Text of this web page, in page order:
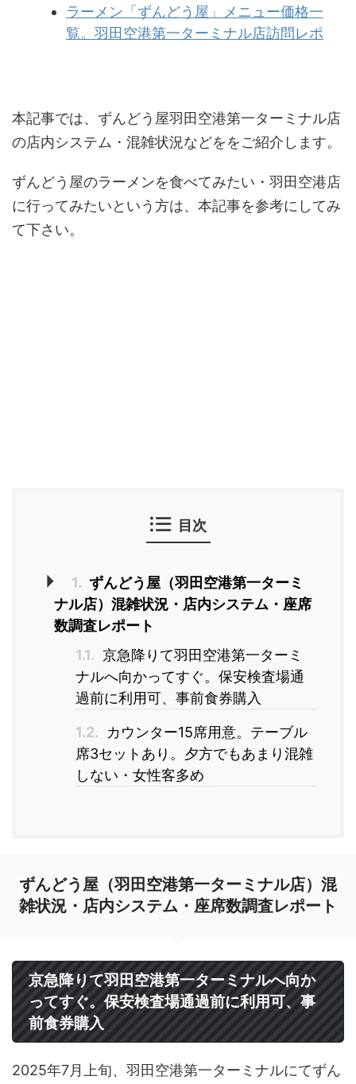
ラーメン「ずんどう屋」メニュー価格一
覧。羽田空港第一ターミナル店訪問レポ
本記事では、ずんどう屋羽田空港第一ターミナル店
の店内システム・混雑状況などををご紹介します。
ずんどう屋のラーメンを食べてみたい・羽田空港店
に行ってみたいという方は、本記事を参考にしてみ
て下さい。
目次
1. ずんどう屋（羽田空港第一ターミ
ナル店）混雑状況・店内システム・座席
数調査レポート
1.1. 京急降りて羽田空港第一ターミ
ナルへ向かってすぐ。保安検査場通
過前に利用可、事前食券購入
1.2.
カウンター15席用意。テーブル
席3セットあり。夕方でもあまり混雑
しない・女性客多め
ずんどう屋（羽田空港第一ターミナル店）混
雑状況・店内システム・座席数調査レポート
京急降りて羽田空港第一ターミナルへ向か
ってすぐ。保安検査場通過前に利用可、事
前食券購入
2025年7月上旬、羽田空港第一ターミナルにてずん